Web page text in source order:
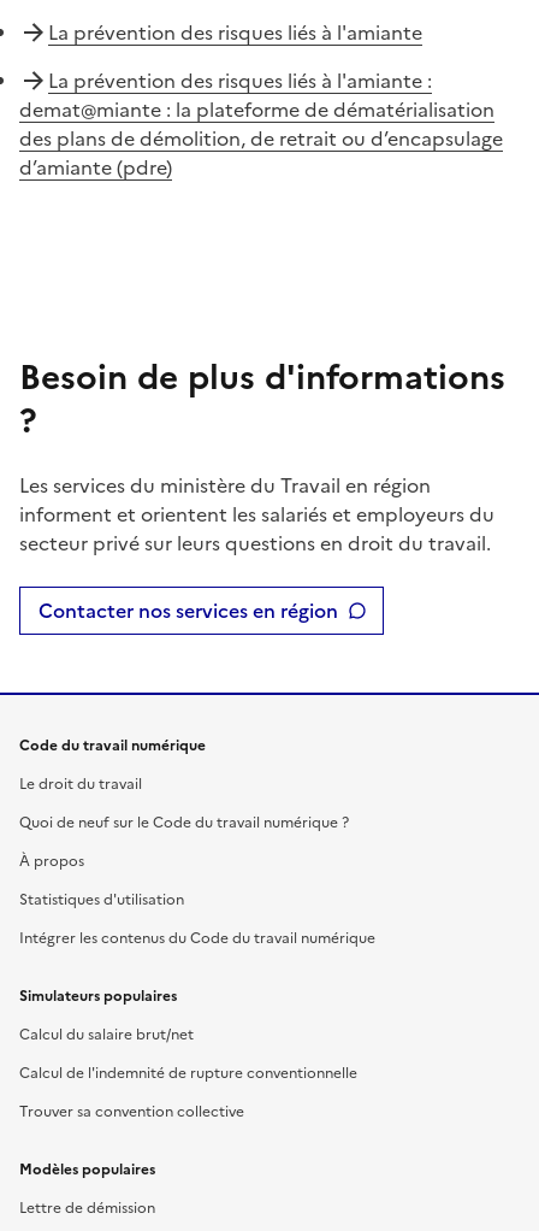
La prévention des risques liés à l'amiante
La prévention des risques liés à l'amiante :
demat@miante : la plateforme de dématérialisation
des plans de démolition, de retrait ou d’encapsulage
d’amiante (pdre)
Besoin de plus d'informations
?
Les services du ministère du Travail en région
informent et orientent les salariés et employeurs du
secteur privé sur leurs questions en droit du travail.
Contacter nos services en région
Code du travail numérique
Le droit du travail
Quoi de neuf sur le Code du travail numérique ?
À propos
Statistiques d'utilisation
Intégrer les contenus du Code du travail numérique
Simulateurs populaires
Calcul du salaire brut/net
Calcul de l'indemnité de rupture conventionnelle
Trouver sa convention collective
Modèles populaires
Lettre de démission